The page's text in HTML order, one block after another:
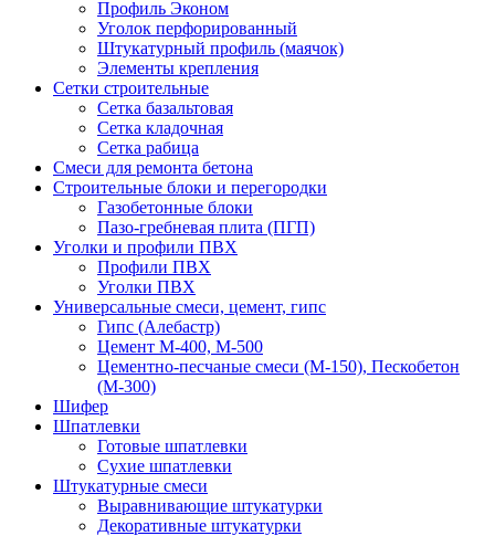
Профиль Эконом
Уголок перфорированный
Штукатурный профиль (маячок)
Элементы крепления
Сетки строительные
Сетка базальтовая
Сетка кладочная
Сетка рабица
Смеси для ремонта бетона
Строительные блоки и перегородки
Газобетонные блоки
Пазо-гребневая плита (ПГП)
Уголки и профили ПВХ
Профили ПВХ
Уголки ПВХ
Универсальные смеси, цемент, гипс
Гипс (Алебастр)
Цемент М-400, М-500
Цементно-песчаные смеси (М-150), Пескобетон
(М-300)
Шифер
Шпатлевки
Готовые шпатлевки
Сухие шпатлевки
Штукатурные смеси
Выравнивающие штукатурки
Декоративные штукатурки